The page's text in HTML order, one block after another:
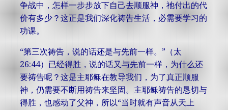
争战中，怎样一步步放下自己去顺服神，祂付出的代
价有多少？这正是我们深化祷告生活，必需要学习的
功课。
“第三次祷告，说的话还是与先前一样。”（太
26:44）已经得胜，说的话又与先前一样，为什么还
要祷告呢？这是主耶稣在教导我们，为了真正顺服
神，仍需要不断用祷告来坚固。主耶稣祷告的恳切与
得胜，也感动了父神，所以“当时就有声音从天上